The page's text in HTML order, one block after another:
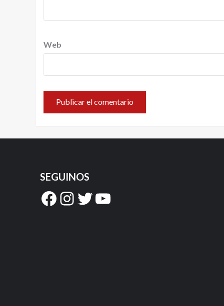
Web
SEGUINOS
Facebook
Instagram
Twitter
YouTube